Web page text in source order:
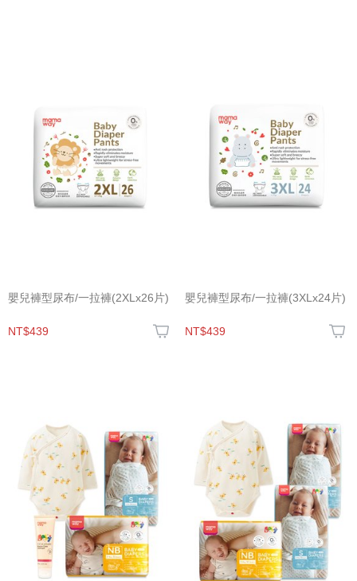
嬰兒褲型尿布/一拉褲(2XLx26片)
NT$439
嬰兒褲型尿布/一拉褲(3XLx24片)
NT$439